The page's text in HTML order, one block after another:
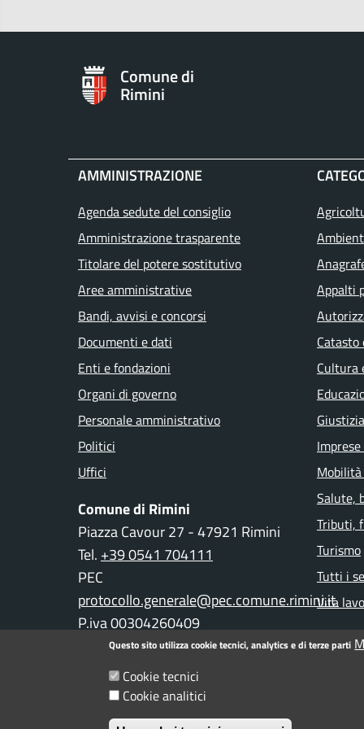
Comune di
Rimini
AMMINISTRAZIONE
Agenda sedute del consiglio
Amministrazione trasparente
Titolare del potere sostitutivo
Aree amministrative
Bandi, avvisi e concorsi
Documenti e dati
Enti e fondazioni
Organi di governo
Personale amministrativo
Politici
Uffici
Comune di Rimini
Piazza Cavour 27 - 47921 Rimini
Tel. +39 0541 704111
PEC
protocollo.generale@pec.comune.rimini.it
P.iva 00304260409
Appalti
Cultura
Salute,
Tributi,
Turismo
Tutti i
Vita
Menu piè di pagina
Informativa privacy Note legali
Questo sito utilizza cookie tecnici, analytics e di terze parti
Cookie tecnici
Cookie analitici